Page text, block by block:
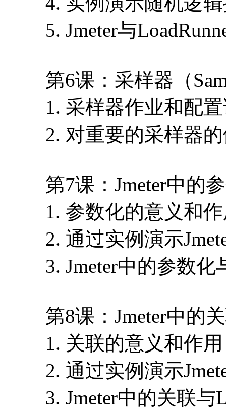
5. Jmeter与
第6课：采样器（
1. 采样器作业和配
2. 对重要的采样器
第7课：Jmeter中的
1. 参数化的意义和
2. 通过实例演示
3. Jmeter中的参数
第8课：Jmeter中的
1. 关联的意义和作用
2. 通过实例演示
3. Jmeter中的关联